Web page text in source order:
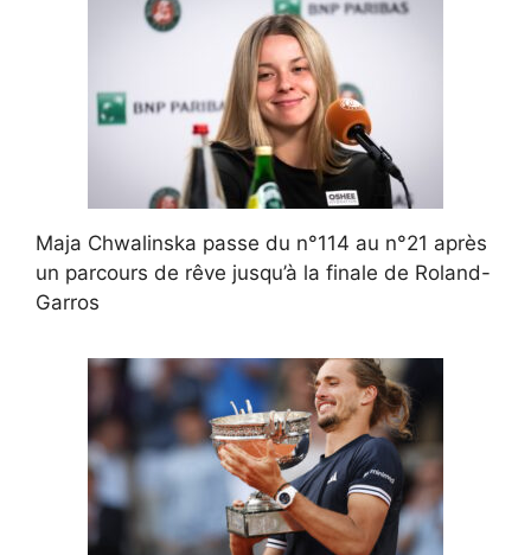
Maja Chwalinska passe du n°114 au n°21 après
un parcours de rêve jusqu’à la finale de Roland-
Garros